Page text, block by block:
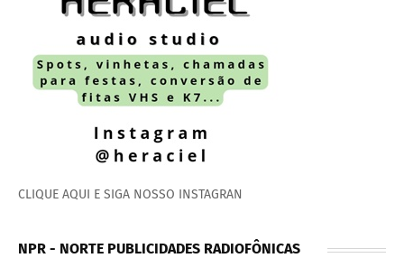
CLIQUE AQUI E SIGA NOSSO INSTAGRAN
NPR - NORTE PUBLICIDADES RADIOFÔNICAS